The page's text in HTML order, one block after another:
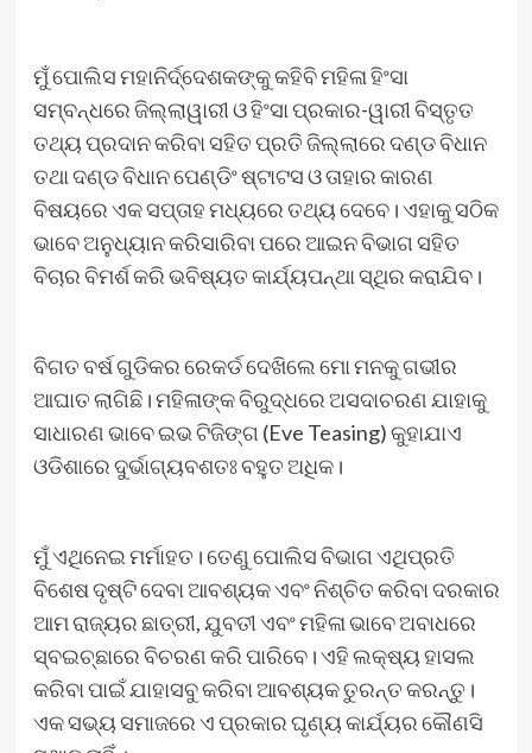
ମୁଁ ପୋଲିସ ମହାନିର୍ଦ୍ଦେଶକଙ୍କୁ କହିବି ମହିଳା ହିଂସା
ସମ୍ବନ୍ଧରେ ଜିଲ୍ଲାୱାରୀ ଓ ହିଂସା ପ୍ରକାର-ୱାରୀ ବିସ୍ତୃତ
ତଥ୍ୟ ପ୍ରଦାନ କରିବା ସହିତ ପ୍ରତି ଜିଲ୍ଲାରେ ଦଣ୍ଡ ବିଧାନ
ତଥା ଦଣ୍ଡ ବିଧାନ ପେଣ୍ଡିଂ ଷ୍ଟାଟସ ଓ ତାହାର କାରଣ
ବିଷୟରେ ଏକ ସପ୍ତାହ ମଧ୍ୟରେ ତଥ୍ୟ ଦେବେ। ଏହାକୁ ସଠିକ
ଭାବେ ଅନୁଧ୍ୟାନ କରିସାରିବା ପରେ ଆଇନ ବିଭାଗ ସହିତ
ବିଚାର ବିମର୍ଶ କରି ଭବିଷ୍ୟତ କାର୍ଯ୍ୟପନ୍ଥା ସ୍ଥିର କରାଯିବ।
ବିଗତ ବର୍ଷ ଗୁଡିକର ରେକର୍ଡ ଦେଖିଲେ ମୋ ମନକୁ ଗଭୀର
ଆଘାତ ଲାଗିଛି। ମହିଳାଙ୍କ ବିରୁଦ୍ଧରେ ଅସଦାଚରଣ ଯାହାକୁ
ସାଧାରଣ ଭାବେ ଇଭ ଟିଜିଙ୍ଗ (Eve Teasing) କୁହାଯାଏ
ଓଡିଶାରେ ଦୁର୍ଭାଗ୍ୟବଶତଃ ବହୁତ ଅଧିକ।
ମୁଁ ଏଥିନେଇ ମର୍ମାହତ। ତେଣୁ ପୋଲିସ ବିଭାଗ ଏଥିପ୍ରତି
ବିଶେଷ ଦୃଷ୍ଟି ଦେବା ଆବଶ୍ୟକ ଏବଂ ନିଶ୍ଚିତ କରିବା ଦରକାର
ଆମ ରାଜ୍ୟର ଛାତ୍ରୀ, ଯୁବତୀ ଏବଂ ମହିଳା ଭାବେ ଅବାଧରେ
ସ୍ବଇଚ୍ଛାରେ ବିଚରଣ କରି ପାରିବେ। ଏହି ଲକ୍ଷ୍ୟ ହାସଲ
କରିବା ପାଇଁ ଯାହାସବୁ କରିବା ଆବଶ୍ୟକ ତୁରନ୍ତ କରନ୍ତୁ।
ଏକ ସଭ୍ୟ ସମାଜରେ ଏ ପ୍ରକାର ଘୃଣ୍ୟ କାର୍ଯ୍ୟର କୌଣସି